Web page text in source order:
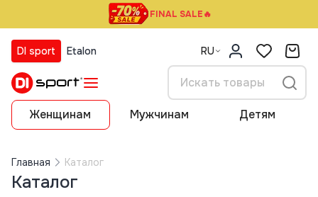
FINAL SALE🔥
DI sport Etalon RU
Женщинам Мужчинам Детям
Главная Каталог
Каталог